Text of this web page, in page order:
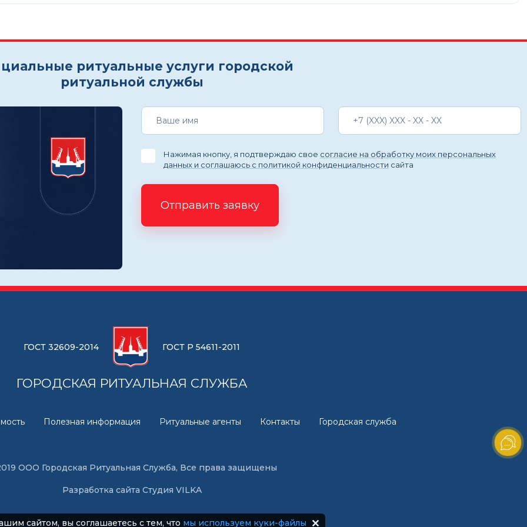
ритуальные услуги городской
ритуальной службы
Нажимая кнопку, я подтверждаю свое согласие на обработку моих персональных
данных и соглашаюсь с политикой конфиденциальности сайта
Отправить заявку
ГОСТ 32609-2014 ГОСТ Р 54611-2011
ГОРОДСКАЯ РИТУАЛЬНАЯ СЛУЖБА
Полезная информация Ритуальные агенты Контакты Городская служба
ООО Городская Ритуальная Служба, Все права защищены
Разработка сайта Студия VILKA
сайтом, вы соглашаетесь с тем, что мы используем куки-файлы